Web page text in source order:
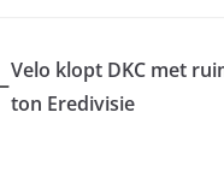
Velo klopt DKC met
ton Eredivisie